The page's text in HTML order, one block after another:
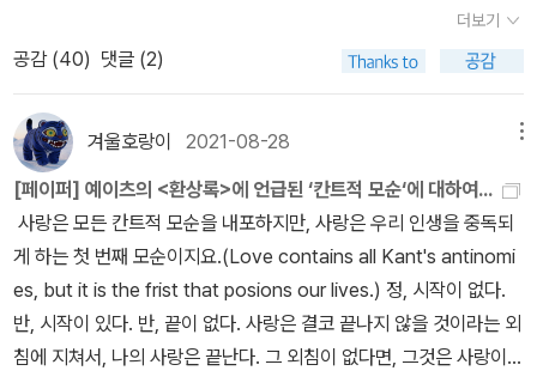
에 종속하지 않은 인간성의 관심이 통합되도록 촉진하기 위해, 다시
금 통일성을 가져야만 할 것이다. 이성의 사변이 초월적 사용에서 마
침내 귀착하는 궁극의도는 세 가지 대상, 곧 의지의 자유, 영혼의 불사
성, 그리고 신의 현존에 관한 것이다. [첫째로,] 의지는 자유로울 수도
있다. 그렇다 해도, 이것은 우리 의욕의 예지적 원인에만 관계할 수 있
다... 둘째로, 영혼의 정신적 자연본성이 통찰될 수 있다 해도, 그것에
서 이생의 현상들에 대한 어떤 설명근거를 기대할 수도 없고, 미래 상
태의 특수한 성질에 대해 기대할 수도 없다.(p928)... 셋째로, 최고
예지자의 현존이 설령 증명되어 있다 해도, 우리가 그로부터 세계설
비와 질서에서 합목적적인 면을 일반적으로 이해는 하겠지만, 결코
그로부터 여느 특수한 시설과 질서를 도출할 권한이 없으며, 이런 것
직관 없는 게르망트 쪽은 공허하다.' 화자는 마르탱빌 종탑에서 느꼈
던 감각을 글쓰기를 통해 해석하고 번역하는 데 성공하면서 희열을
느낄 수 있었지만, 세 그루 소나무에서는 감각을 인식하는 데 그쳤고,
이를 예술적으로 승화시키지 못했다. 그 결과 감각은 예술적 승화에
실패하고 멀리 떠나가버린 것이 아닐까. 결국 프루스트(화자)에게 예
술로 가는 길은 메제그리즈와 게르망트로 가는 변증법적 종합이라는
습은 여러 모습으로 변주되며 재현된다. 오데트에 대한 스완의 사랑
은 알베르틴에 대한 화자의 사랑으로 재현되지만, 스완에게 뱅퇴유의
소나타가 고통으로의 회귀를 이끄는 예술이었다면, 화자에게 뱅퇴유
모스가 유일할 정도로 ㅎㅎ 과학 분야에서 매우 무지하단 생각이 듭
니다.그나저나 공사에서 이 책들이 모두 추천도서라니 공사생들이 모
두 다 읽지 않겠지만 그래도 역시나 우리 군의 엘리트답게 여러 방면
의 책들을 다양하게 읽게 하는군요.<계속>
글루타메이트는 암파 수용체와 NMDA 수용체 모두와 결합한다. 암
파 수용체와 결합하면 시냅스후세포가 활동전위를 발화하게 되는데,
메이트와 결합된 암파 수용체에 의해 시냅스 후 세포가 활성화되어
활동전위를 만들어 내게 되면 NMDA 수용체의 차단이 제거되며, 글
루타메이트가 이 수용체 통로를 열어 칼슘이 세포 속으로 들어올 수
있게 해준다. 그 결과로 LTP가 일어난다. _ 조지프 르두, <시냅스와
자아>, p249 저자에 따르면 시냅스의 연결을 통해 만들어진 수많은
기억의 파편들이 모여 자아를 형성한다. 경험의 자극이 자아를 형성
한다는 저자의 주장을 받아들인다면, 우리의 자아는 지금 이 순간도
끊임없이 새롭게 생성될 것이다. 경험은 기억으로 축적될 것이며, 이
서는 그보다는 오히려 빈틈없이 해내고 싶어. 그래야 운이 찾아올 때
그걸 받아들일 만반의 준비를 갖추고 있게 되거든. _ 어니스트 헤밍웨
이, <노인과 바다>, p38/228 주가 Price = 주당순이익 EPS * 주
가수익비율 PER. 주당순이익이 기업이 갖고 있는 실력이라면, 주가
수익비율은 이러한 실력에 대한 시장의 평가를 말한다. 전자가 객관
적이고 절대적인 점수라면, 이 점수에 등급(degree)을 부여하는 것
이 후자라 할 수 있을 것이다. 가장 유명한 가치투자들인 벤저민 그레
이엄(Benjamin Graham, 1894~1976)과 필립 피셔(Philip Fish
er, 1907~2004). 그레이엄이 <증권분석 Security Analysis>을
통해 정량적 가치에 초점을 맞췄다면, 피셔는 <위대한 기업에 투자하
라 Common Stocks and Uncommon Profits>를 통해 정성적
더보기
공감 (40) 댓글 (2)
겨울호랑이 2021-08-28
[페이퍼] 예이츠의 <환상록>에 언급된 ‘칸트적 모순‘에 대하여...
사랑은 모든 칸트적 모순을 내포하지만, 사랑은 우리 인생을 중독되
게 하는 첫 번째 모순이지요.(Love contains all Kant's antinomi
es, but it is the frist that posions our lives.) 정, 시작이 없다.
반, 시작이 있다. 반, 끝이 없다. 사랑은 결코 끝나지 않을 것이라는 외
침에 지쳐서, 나의 사랑은 끝난다. 그 외침이 없다면, 그것은 사랑이